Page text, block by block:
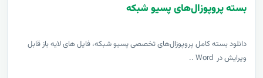
بسته پروپوزال‌های پسیو شبکه
دانلود بسته کامل پروپوزال‌های تخصصی پسیو شبکه، فایل های لایه باز قابل
ویرایش در Word ..